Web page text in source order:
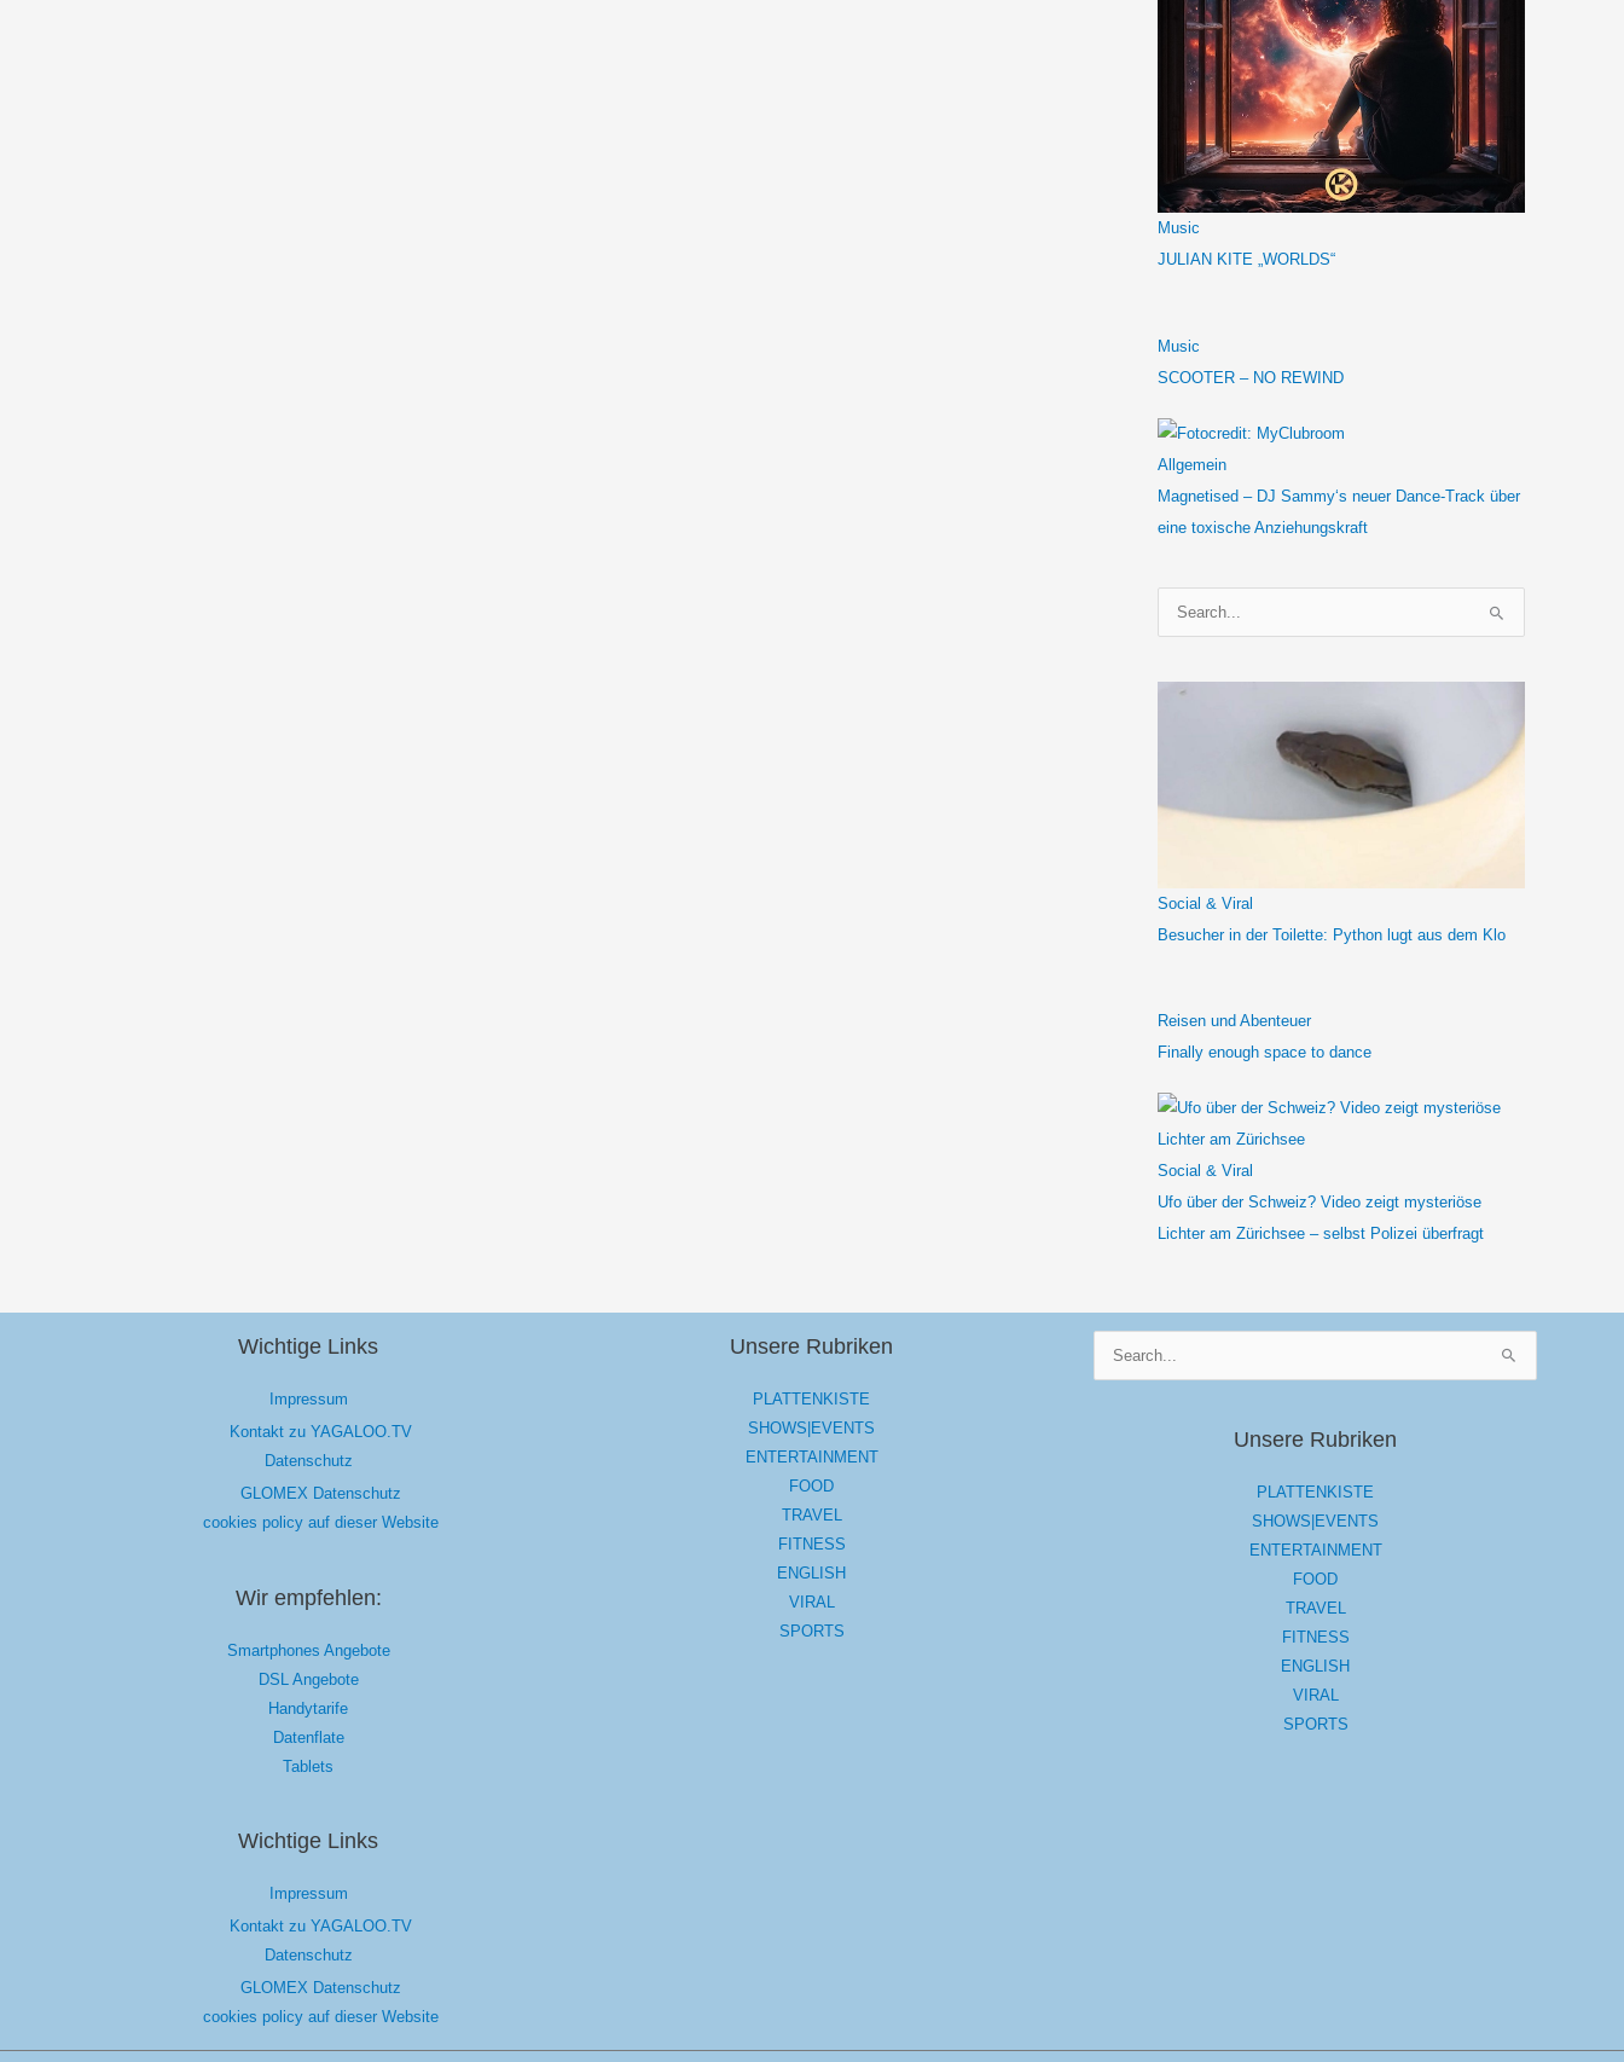
Music
JULIAN KITE „WORLDS“
Music
SCOOTER – NO REWIND
Allgemein
Magnetised – DJ Sammy‘s neuer Dance-Track über
eine toxische Anziehungskraft
u
h
Social & Viral
Besucher in der Toilette: Python lugt aus dem Klo
Reisen und Abenteuer
Finally enough space to dance
Social & Viral
Ufo über der Schweiz? Video zeigt mysteriöse
Lichter am Zürichsee – selbst Polizei überfragt
Wichtige Links
Impressum
Kontakt zu YAGALOO.TV
Datenschutz
GLOMEX Datenschutz
cookies policy auf dieser Website
Wir empfehlen:
Smartphones Angebote
DSL Angebote
Handytarife
Datenflate
Tablets
Wichtige Links
Impressum
Kontakt zu YAGALOO.TV
Datenschutz
GLOMEX Datenschutz
cookies policy auf dieser Website
Unsere Rubriken
PLATTENKISTE
SHOWS|EVENTS
ENTERTAINMENT
FOOD
TRAVEL
FITNESS
ENGLISH
VIRAL
SPORTS
Unsere Rubriken
PLATTENKISTE
SHOWS|EVENTS
ENTERTAINMENT
FOOD
TRAVEL
FITNESS
ENGLISH
VIRAL
SPORTS